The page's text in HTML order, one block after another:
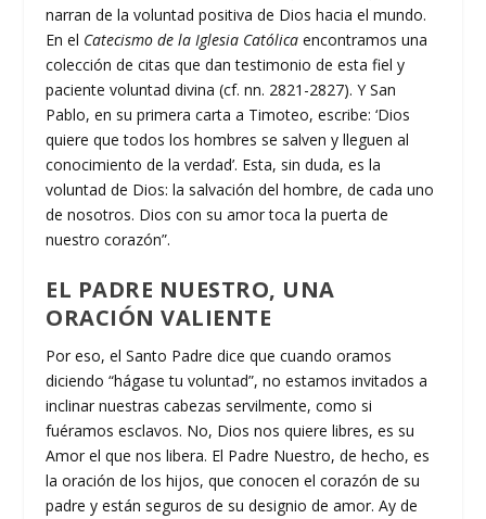
narran de la voluntad positiva de Dios hacia el mundo.
En el Catecismo de la Iglesia Católica encontramos una
colección de citas que dan testimonio de esta fiel y
paciente voluntad divina (cf. nn. 2821-2827). Y San
Pablo, en su primera carta a Timoteo, escribe: ‘Dios
quiere que todos los hombres se salven y lleguen al
conocimiento de la verdad’. Esta, sin duda, es la
voluntad de Dios: la salvación del hombre, de cada uno
de nosotros. Dios con su amor toca la puerta de
nuestro corazón”.
EL PADRE NUESTRO, UNA
ORACIÓN VALIENTE
Por eso, el Santo Padre dice que cuando oramos
diciendo “hágase tu voluntad”, no estamos invitados a
inclinar nuestras cabezas servilmente, como si
fuéramos esclavos. No, Dios nos quiere libres, es su
Amor el que nos libera. El Padre Nuestro, de hecho, es
la oración de los hijos, que conocen el corazón de su
padre y están seguros de su designio de amor. Ay de